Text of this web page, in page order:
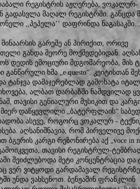
რეგისტრის აჟღერება, ვოკალურ-
გადასვლა მაღალ რეგისტრში. განცდა
,,პეპელა’’ დაფრინდა ნაგასაკში...
გარეშე ან პირიქით, ორივე
გახდა მეორე მოქმედებიდან.
დედის ემოციური მდგომარეობა, მის
ხმა „e questo“. კეიტისთან
ტანჯვა დამაჯერებლად გამოხატა
ალბათ დარბაზში ნამდვილად
თავისი გენიალური მუსიკით და
დაწყევლილი „ბატერფლაის“
ასევე, როგორც ვოკალურ -
აღსანიშნავია, რომ პირველივე
კარგი რეზონირება აქ „voce in
თავისი რეგისტრულ-
შეიძლებოდა მეტი კონცენტრაცია და
ვიტყოდი გარდამავალ
უნდა ვახსენოთ. ბენჟამინ ფრანკლინ